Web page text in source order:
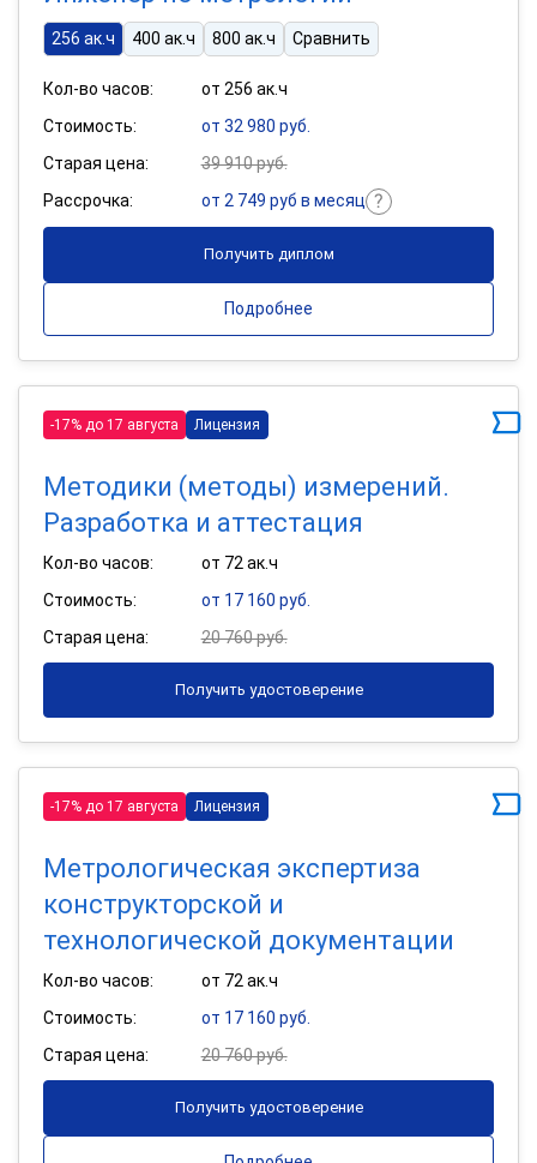
256 ак.ч 400 ак.ч 800 ак.ч Сравнить
Кол-во часов:
от 256 ак.ч
Стоимость:
от 32 980 руб.
Старая цена:
39 910 руб.
Рассрочка:
от 2 749 руб в месяц
Получить диплом
Подробнее
-17% до 17 августа Лицензия
Методики (методы) измерений.
Разработка и аттестация
Кол-во часов:
от 72 ак.ч
Стоимость:
от 17 160 руб.
Старая цена:
20 760 руб.
Получить удостоверение
-17% до 17 августа Лицензия
Метрологическая экспертиза
конструкторской и
технологической документации
Кол-во часов:
от 72 ак.ч
Стоимость:
от 17 160 руб.
Старая цена:
20 760 руб.
Получить удостоверение